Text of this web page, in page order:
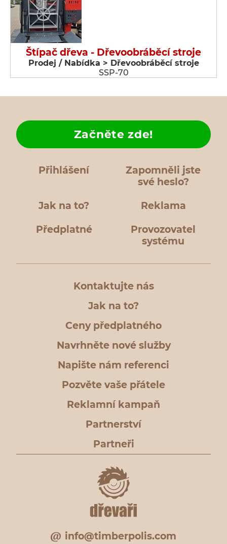
Štípač dřeva - Dřevoobráběcí stroje
Prodej / Nabídka > Dřevoobráběcí stroje
SSP-70
Přihlášení
Zapomněli jste
své heslo?
Jak na to?
Začněte zde!
Reklama
Předplatné
Provozovatel
systému
Kontaktujte nás
Jak na to?
Ceny předplatného
Navrhněte nové služby
Napište nám referenci
Pozvěte vaše přátele
Reklamní kampaň
Partnerství
Partneři
info@timberpolis.com